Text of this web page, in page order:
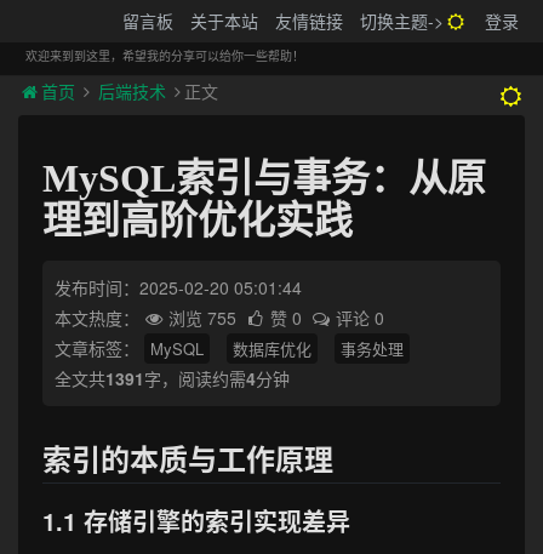
留言板 关于本站 友情链接 切换主题-> 登录
欢迎来到到这里，希望我的分享可以给你一些帮助！
首页 后端技术 正文
MySQL索引与事务：从原
理到高阶优化实践
发布时间：2025-02-20 05:01:44
本文热度：
浏览 755 赞 0
评论 0
文章标签：
MySQL 数据库优化 事务处理
全文共1391字，阅读约需4分钟
索引的本质与工作原理
1.1 存储引擎的索引实现差异